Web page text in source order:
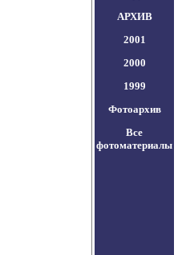
АРХИВ
2001
2000
1999
Фотоархив
Все
фотоматериалы